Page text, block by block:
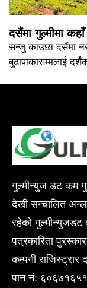
दसैंमा गुल्मीमा
सन्जु काउछा दसैंमा
बुढापाकासम्मलाई
गुल्मीन्युज डट कम
देखी सन्चालित
रहेको गुल्मीन्युजडट
पत्रकारिता
कम्पनी
पान नं: